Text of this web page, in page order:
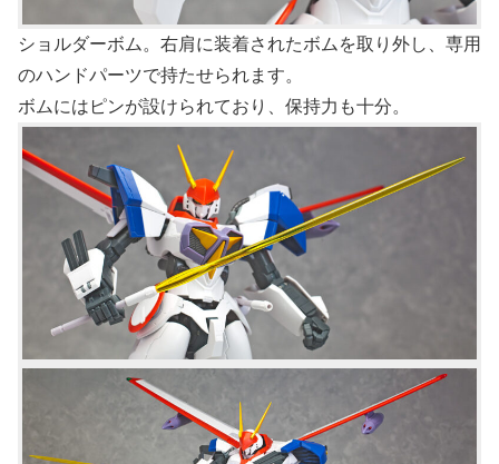
ショルダーボム。右肩に装着されたボムを取り外し、専用
のハンドパーツで持たせられます。
ボムにはピンが設けられており、保持力も十分。